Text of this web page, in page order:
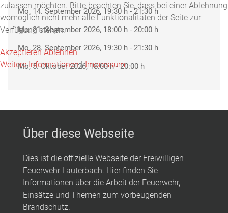
Mo, 14. September 2026, 19:30 h - 21:30 h
Mo, 21. September 2026, 18:00 h - 20:00 h
Mo, 28. September 2026, 19:30 h - 21:30 h
Mo, 5. Oktober 2026, 18:00 h-20:00 h
Über diese Webseite
Dies ist die offizielle Webseite der Freiwilligen
Feuerwehr Lauterbach. Hier finden Sie
Informationen über die Arbeit der Feuerwehr,
Einsätze und Themen zum vorbeugenden
Brandschutz.
zulassen möchten. Bitte beachten Sie, dass bei einer Ablehnung
womöglich nicht mehr alle Funktionalitäten der Seite zur
Verfügung stehen.
Akzeptieren Ablehnen
Weitere Informationen|Impressum